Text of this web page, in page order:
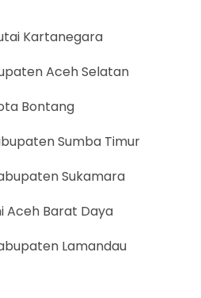
Kartanegara
Aceh Selatan
Bontang
Sumba Timur
Sukamara
Aceh Barat Daya
Lamandau